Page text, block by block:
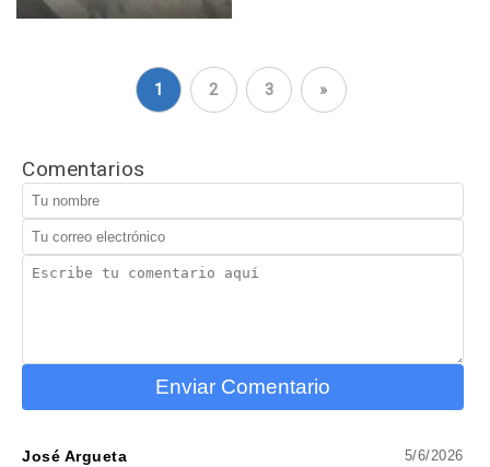
1 2 3 »
Comentarios
Enviar Comentario
José Argueta 5/6/2026